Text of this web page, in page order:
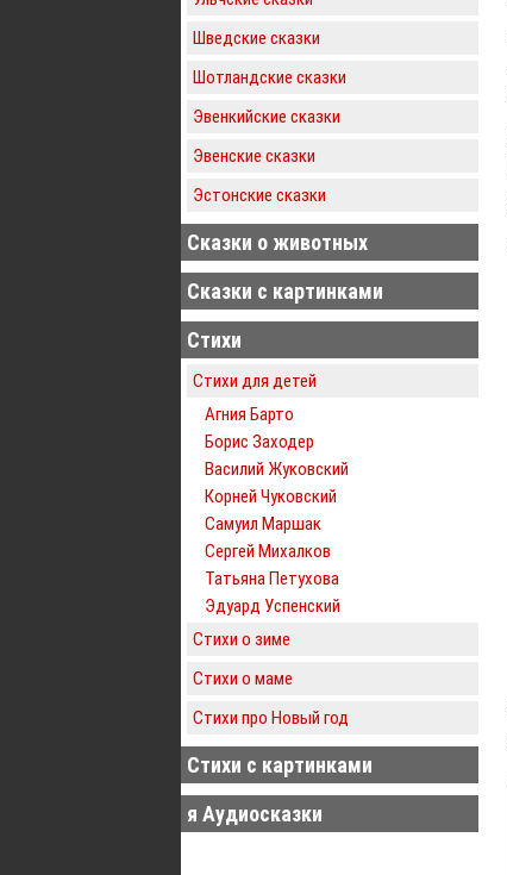
Шведские сказки
Шотландские сказки
Эвенкийские сказки
Эвенские сказки
Эстонские сказки
Сказки о животных
Сказки с картинками
Стихи
Стихи для детей
Агния Барто
Борис Заходер
Василий Жуковский
Корней Чуковский
Самуил Маршак
Сергей Михалков
Татьяна Петухова
Эдуард Успенский
Стихи о зиме
Стихи о маме
Стихи про Новый год
Стихи с картинками
я Аудиосказки